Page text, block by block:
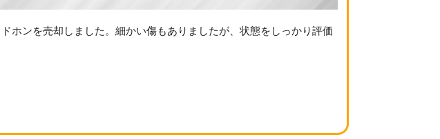
ホンを売却しました。細かい傷もありましたが、状態をしっかり評価